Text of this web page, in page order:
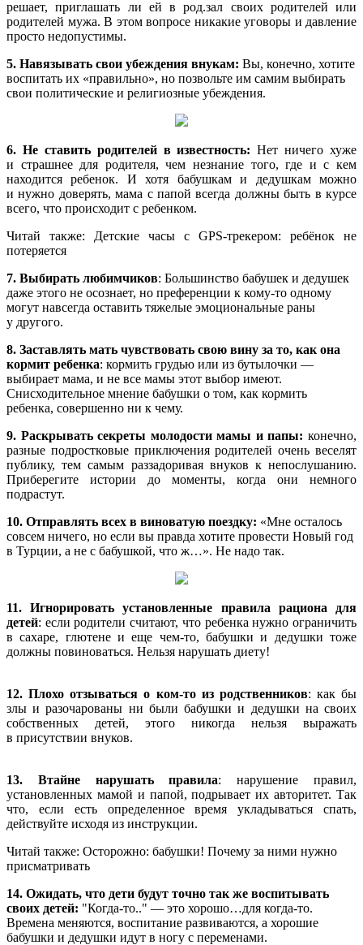
решает, приглашать ли ей в род.зал своих родителей или
родителей мужа. В этом вопросе никакие уговоры и давление
просто недопустимы.
5. Навязывать свои убеждения внукам: Вы, конечно, хотите
воспитать их «правильно», но позвольте им самим выбирать
свои политические и религиозные убеждения.
6. Не ставить родителей в известность: Нет ничего хуже
и страшнее для родителя, чем незнание того, где и с кем
находится ребенок. И хотя бабушкам и дедушкам можно
и нужно доверять, мама с папой всегда должны быть в курсе
всего, что происходит с ребенком.
Читай также: Детские часы с GPS-трекером: ребёнок не
потеряется
7. Выбирать любимчиков: Большинство бабушек и дедушек
даже этого не осознает, но преференции к кому-то одному
могут навсегда оставить тяжелые эмоциональные раны
у другого.
8. Заставлять мать чувствовать свою вину за то, как она
кормит ребенка: кормить грудью или из бутылочки —
выбирает мама, и не все мамы этот выбор имеют.
Снисходительное мнение бабушки о том, как кормить
ребенка, совершенно ни к чему.
9. Раскрывать секреты молодости мамы и папы: конечно,
разные подростковые приключения родителей очень веселят
публику, тем самым раззадоривая внуков к непослушанию.
Приберегите истории до моменты, когда они немного
подрастут.
10. Отправлять всех в виноватую поездку: «Мне осталось
совсем ничего, но если вы правда хотите провести Новый год
в Турции, а не с бабушкой, что ж…». Не надо так.
11. Игнорировать установленные правила рациона для
детей: если родители считают, что ребенка нужно ограничить
в сахаре, глютене и еще чем-то, бабушки и дедушки тоже
должны повиноваться. Нельзя нарушать диету!
12. Плохо отзываться о ком-тоиз родственников: как бы
злы и разочарованы ни были бабушки и дедушки на своих
собственных детей, этого никогда нельзя выражать
в присутствии внуков.
13. Втайне нарушать правила: нарушение правил,
установленных мамой и папой, подрывает их авторитет. Так
что, если есть определенное время укладываться спать,
действуйте исходя из инструкции.
Читай также: Осторожно: бабушки! Почему за ними нужно
присматривать
14. Ожидать, что дети будут точно так же воспитывать
своих детей: "Когда-то.." — это хорошо…для когда-то.
Времена меняются, воспитание развиваются, а хорошие
бабушки и дедушки идут в ногу с переменами.